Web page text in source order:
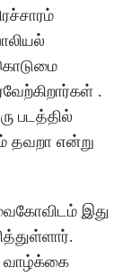
.
படத்தில்
தவறா என்று
இது
வாழ்க்கை